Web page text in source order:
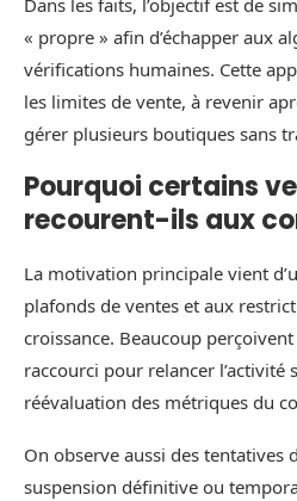
Dans les faits, l’objectif est de
« propre » afin d’échapper aux
vérifications humaines. Cette
les limites de vente, à revenir
gérer plusieurs boutiques sans
Pourquoi certains
recourent-ils aux
La motivation principale vient
plafonds de ventes et aux
croissance. Beaucoup
raccourci pour relancer l’activité
réévaluation des métriques du
On observe aussi des tentatives
suspension définitive ou